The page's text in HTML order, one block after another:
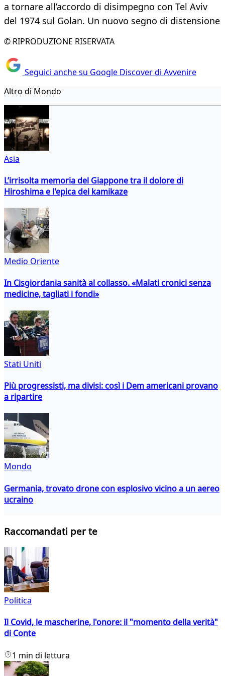
a tornare all’accordo di disimpegno con Tel Aviv
del 1974 sul Golan. Un nuovo segno di distensione
© RIPRODUZIONE RISERVATA
Seguici anche su Google Discover di Avvenire
Altro di Mondo
Asia
L’irrisolta memoria del Giappone tra il dolore di
Hiroshima e l'epica dei kamikaze
Medio Oriente
In Cisgiordania sanità al collasso. «Malati cronici senza
medicine, tagliati i fondi»
Stati Uniti
Più progressisti, ma divisi: così i Dem americani provano
a ripartire
Mondo
Germania, trovato drone con esplosivo vicino a un aereo
ucraino
Raccomandati per te
Politica
Il Covid, le mascherine, l'onore: il "momento della verità"
di Conte
1 min di lettura